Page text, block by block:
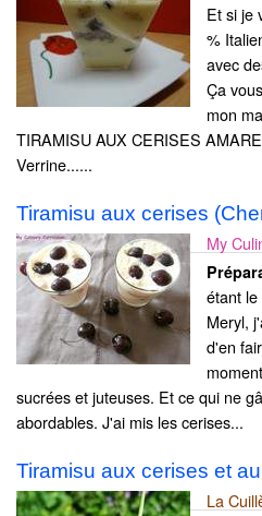
Et si je
%
avec
Ça
mon
TIRAMISU AUX CERISES
Verrine......
Tiramisu aux cerises
My
étant
Meryl,
d'en
sucrées et juteuses. Et ce qui ne
abordables. J'ai mis les cerises...
Tiramisu aux cerises et
La